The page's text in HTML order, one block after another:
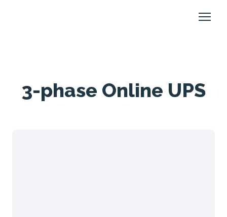
3-phase Online UPS